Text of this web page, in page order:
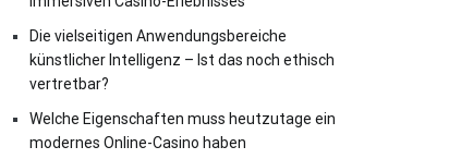
Die vielseitigen Anwendungsbereiche
künstlicher Intelligenz – Ist das noch ethisch
vertretbar?
Welche Eigenschaften muss heutzutage ein
modernes Online-Casino haben